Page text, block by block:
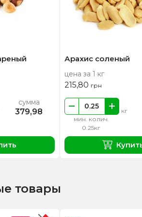
сумма
379,98
Арахис соленый
цена за 1 кг
215,80 грн
мин. колич.
0.25кг
кг
товары